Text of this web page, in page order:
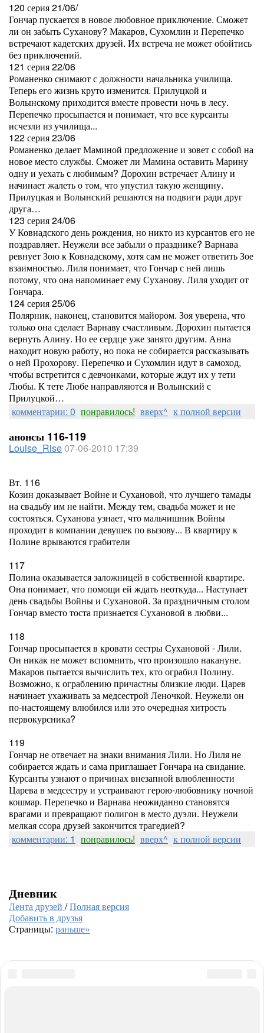
120 серия 21/06/
Гончар пускается в новое любовное приключение. Сможет
ли он забыть Суханову? Макаров, Сухомлин и Перепечко
встречают кадетских друзей. Их встреча не может обойтись
без приключений.
121 серия 22/06
Романенко снимают с должности начальника училища.
Теперь его жизнь круто изменится. Прилуцкой и
Волынскому приходится вместе провести ночь в лесу.
Перепечко просыпается и понимает, что все курсанты
исчезли из училища...
122 серия 23/06
Романенко делает Маминой предложение и зовет с собой на
новое место службы. Сможет ли Мамина оставить Марину
одну и уехать с любимым? Дорохин встречает Алину и
начинает жалеть о том, что упустил такую женщину.
Прилуцкая и Волынский решаются на подвиги ради друг
друга…
123 серия 24/06
У Ковнадского день рождения, но никто из курсантов его не
поздравляет. Неужели все забыли о празднике? Варнава
ревнует Зою к Ковнадскому, хотя сам не может ответить Зое
взаимностью. Лиля понимает, что Гончар с ней лишь
потому, что она напоминает ему Суханову. Лиля уходит от
Гончара.
124 серия 25/06
Полярник, наконец, становится майором. Зоя уверена, что
только она сделает Варнаву счастливым. Дорохин пытается
вернуть Алину. Но ее сердце уже занято другим. Анна
находит новую работу, но пока не собирается рассказывать
о ней Прохорову. Перепечко и Сухомлин идут в самоход,
чтобы встретится с девчонками, которые ждут их у тети
Любы. К тете Любе направляются и Волынский с
Прилуцкой…
комментарии: 0 понравилось! вверх^ к полной версии
анонсы 116-119
Louise_Rise07-06-2010 17:39
Вт. 116
Козин доказывает Войне и Сухановой, что лучшего тамады
на свадьбу им не найти. Между тем, свадьба может и не
состояться. Суханова узнает, что мальчишник Войны
проходит в компании девушек по вызову... В квартиру к
Полине врываются грабители
117
Полина оказывается заложницей в собственной квартире.
Она понимает, что помощи ей ждать неоткуда... Наступает
день свадьбы Войны и Сухановой. За праздничным столом
Гончар вместо тоста признается Сухановой в любви...
118
Гончар просыпается в кровати сестры Сухановой - Лили.
Он никак не может вспомнить, что произошло накануне.
Макаров пытается вычислить тех, кто ограбил Полину.
Возможно, к ограблению причастны близкие люди. Царев
начинает ухаживать за медсестрой Леночкой. Неужели он
по-настоящему влюбился или это очередная хитрость
первокурсника?
119
Гончар не отвечает на знаки внимания Лили. Но Лиля не
собирается ждать и сама приглашает Гончара на свидание.
Курсанты узнают о причинах внезапной влюбленности
Царева в медсестру и устраивают герою-любовнику ночной
кошмар. Перепечко и Варнава неожиданно становятся
врагами и превращают полигон в место дуэли. Неужели
мелкая ссора друзей закончится трагедией?
комментарии: 1 понравилось! вверх^ к полной версии
Дневник
Лента друзей /Полная версия
Добавить в друзья
Страницы: раньше»